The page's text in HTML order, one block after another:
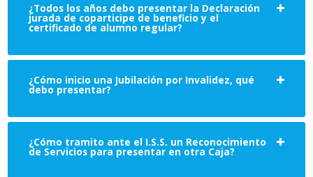
¿Todos los años debo presentar la Declaración
jurada de coparticipe de beneficio y el
certificado de alumno regular?
¿Cómo inicio una Jubilación por Invalidez, qué
debo presentar?
¿Cómo tramito ante el I.S.S. un Reconocimiento
de Servicios para presentar en otra Caja?